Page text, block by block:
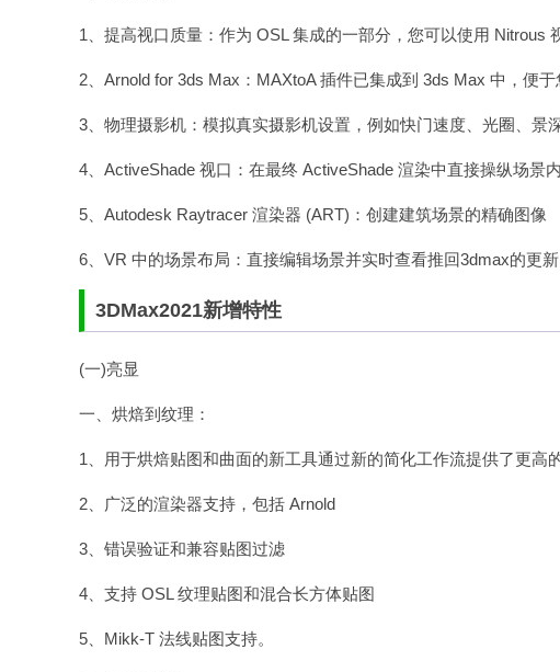
1、提高视口质量：作为 OSL 集成的一部分，您可以使用 Nitrous
2、Arnold for 3ds Max：MAXtoA 插件已集成到 3ds Max 中，便
3、物理摄影机：模拟真实摄影机设置，例如快门速度、光圈、景
4、ActiveShade 视口：在最终 ActiveShade 渲染中直接操纵场景
5、Autodesk Raytracer 渲染器 (ART)：创建建筑场景的精确图像
6、VR 中的场景布局：直接编辑场景并实时查看推回3dmax的更新
3DMax2021新增特性
(一)亮显
一、烘焙到纹理：
1、用于烘焙贴图和曲面的新工具通过新的简化工作流提供了更高
2、广泛的渲染器支持，包括 Arnold
3、错误验证和兼容贴图过滤
4、支持 OSL 纹理贴图和混合长方体贴图
5、Mikk-T 法线贴图支持。